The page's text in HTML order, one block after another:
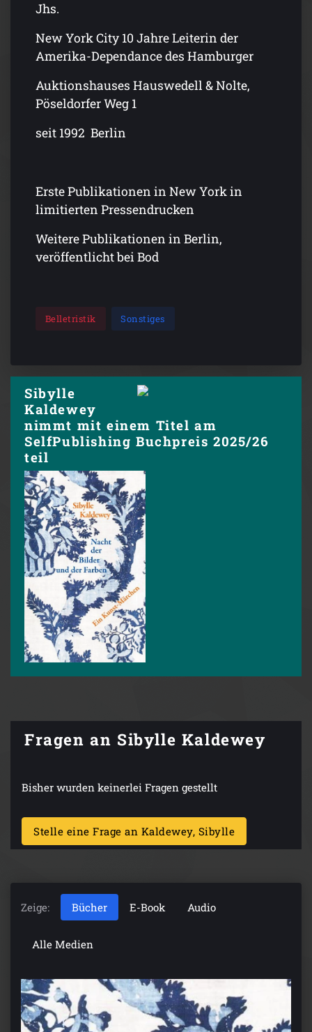
Jhs.
New York City 10 Jahre Leiterin der
Amerika-Dependance des Hamburger
Auktionshauses Hauswedell & Nolte,
Pöseldorfer Weg 1
seit 1992 Berlin
Erste Publikationen in New York in
limitierten Pressendrucken
Weitere Publikationen in Berlin,
veröffentlicht bei Bod
Belletristik Sonstiges
Sibylle
Kaldewey
nimmt mit einem Titel am
SelfPublishing Buchpreis 2025/26
teil
Fragen an Sibylle Kaldewey
Bisher wurden keinerlei Fragen gestellt
Stelle eine Frage an Kaldewey, Sibylle
Zeige: Bücher E-Book Audio
Alle Medien